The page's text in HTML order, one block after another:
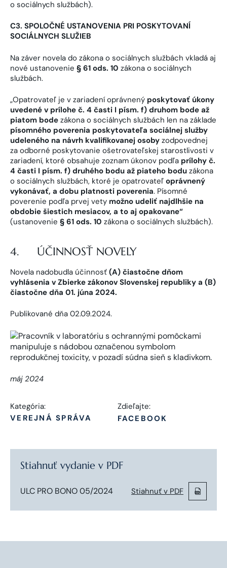
o sociálnych službách).
C3. SPOLOČNÉ USTANOVENIA PRI POSKYTOVANÍ
SOCIÁLNYCH SLUŽIEB
Na záver novela do zákona o sociálnych službách vkladá aj
nové ustanovenie § 61 ods. 10 zákona o sociálnych
službách.
„Opatrovateľ je v zariadení oprávnený poskytovať úkony
uvedené v prílohe č. 4 časti I písm. f) druhom bode až
piatom bode zákona o sociálnych službách len na základe
písomného poverenia poskytovateľa sociálnej služby
udeleného na návrh kvalifikovanej osoby zodpovednej
za odborné poskytovanie ošetrovateľskej starostlivosti v
zariadení, ktoré obsahuje zoznam úkonov podľa prílohy č.
4 časti I písm. f) druhého bodu až piateho bodu zákona
o sociálnych službách, ktoré je opatrovateľ oprávnený
vykonávať, a dobu platnosti poverenia. Písomné
poverenie podľa prvej vety možno udeliť najdlhšie na
obdobie šiestich mesiacov, a to aj opakovane“
(ustanovenie § 61 ods. 10 zákona o sociálnych službách).
4. ÚČINNOSŤ NOVELY
Novela nadobudla účinnosť (A) čiastočne dňom
vyhlásenia v Zbierke zákonov Slovenskej republiky a (B)
čiastočne dňa 01. júna 2024.
Publikované dňa 02.09.2024.
máj 2024
Kategória:
VEREJNÁ SPRÁVA
Zdieľajte:
FACEBOOK
Stiahnuť vydanie v PDF
ULC PRO BONO 05/2024 Stiahnuť v PDF